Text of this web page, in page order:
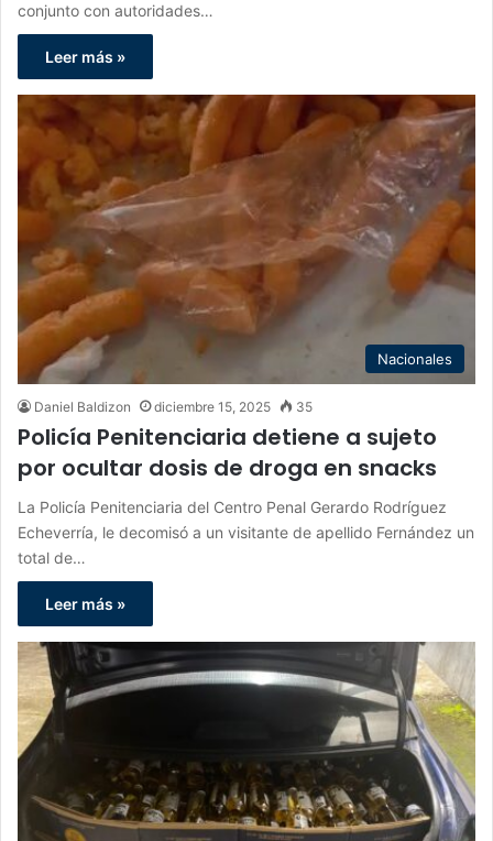
conjunto con autoridades…
Leer más »
Nacionales
Daniel Baldizon diciembre 15, 2025 35
Policía Penitenciaria detiene a sujeto
por ocultar dosis de droga en snacks
La Policía Penitenciaria del Centro Penal Gerardo Rodríguez
Echeverría, le decomisó a un visitante de apellido Fernández un
total de…
Leer más »